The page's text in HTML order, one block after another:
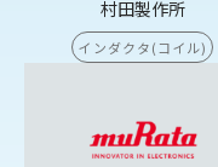
村田製作所
インダクタ(コイル)